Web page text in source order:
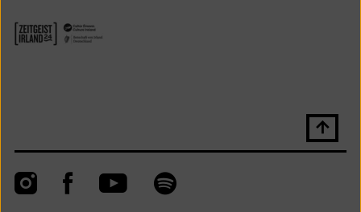
Nach
oben
InstagramFacebookYouTube Spotify